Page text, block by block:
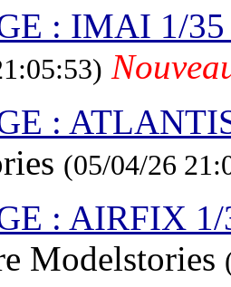
: IMAI 1/35
:
(05/04/26
: AIRFIX
Modelstories